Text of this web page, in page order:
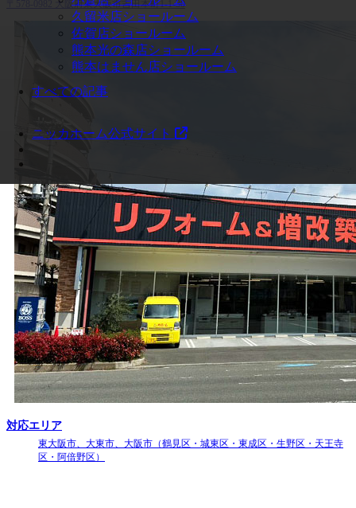
久留米店ショールーム
佐賀店ショールーム
熊本光の森店ショールーム
熊本はません店ショールーム
すべての記事
ニッカホーム公式サイト
〒578-0982 大阪府東大阪市吉田本町1-1-30
対応エリア
東大阪市、大東市、大阪市（鶴見区・城東区・東成区・生野区・天王寺
区・阿倍野区）